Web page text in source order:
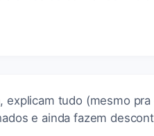
explicam tudo (mesmo
e ainda fazem